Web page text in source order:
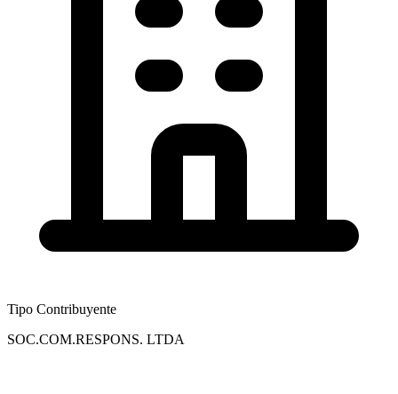
Tipo Contribuyente
SOC.COM.RESPONS. LTDA